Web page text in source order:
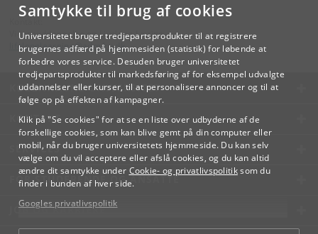
Samtykke til brug af cookies
Universitetet bruger tredjepartsprodukter til at registrere
brugernes adfærd på hjemmesiden (statistik) for løbende at
forbedre vores service. Desuden bruger universitetet
tredjepartsprodukter til markedsføring af for eksempel udvalgte
uddannelser eller kurser, til at personalisere annoncer og til at
følge op på effekten af kampagner.
Klik på "Se cookies" for at se en liste over udbyderne af de
forskellige cookies, som kan blive gemt på din computer eller
mobil, når du bruger universitetets hjemmeside. Du kan selv
vælge om du vil acceptere eller afslå cookies, og du kan altid
ændre dit samtykke under Cookie- og privatlivspolitiksom du
finder i bunden af hver side.
Googles privatlivspolitik
Videreuddannelse og Livslang Læring
lifelonglearning@adm.ku.dk
KØBENHAVNS UNIVERSITET
KONTAKT
SERVICES
FOR STUDERENDE OG ANSATTE
JOB OG KARRIERE